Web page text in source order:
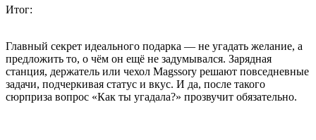
Итог:
Главный секрет идеального подарка — не угадать желание, а
предложить то, о чём он ещё не задумывался. Зарядная
станция, держатель или чехол Magssory решают повседневные
задачи, подчеркивая статус и вкус. И да, после такого
сюрприза вопрос «Как ты угадала?» прозвучит обязательно.